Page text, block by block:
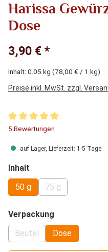
Harissa
Dose
3,90 € *
Inhalt: 0.05 kg (78,00 € / 1 kg)
Preise inkl. MwSt. zzgl.
Durchschnittliche
5 Bewertungen
auf Lager, Lieferzeit: 1-5 Tage
Inhalt
50 g
75 g
(Diese Option
Verpackung
Beutel
(Diese Option ist zurzeit
Dose